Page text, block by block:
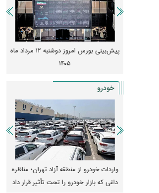
زنگ خطر انباشت نیاز در بازار مسکن؛ فنر
قیمت‌ها فشرده شده
خودرو
قیمت خودرو وارد فاز جدید شد/ اولین
واکنش بازار به تحولات سیاسی + جدول